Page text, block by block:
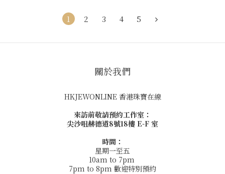
1 2 3 4 5
關於我們
HKJEWONLINE 香港珠寶在線
來訪前敬請預約工作室：
尖沙咀赫德道8號18樓 E-F 室
時間：
星期一至五
10am to 7pm
7pm to 8pm 歡迎特別預約